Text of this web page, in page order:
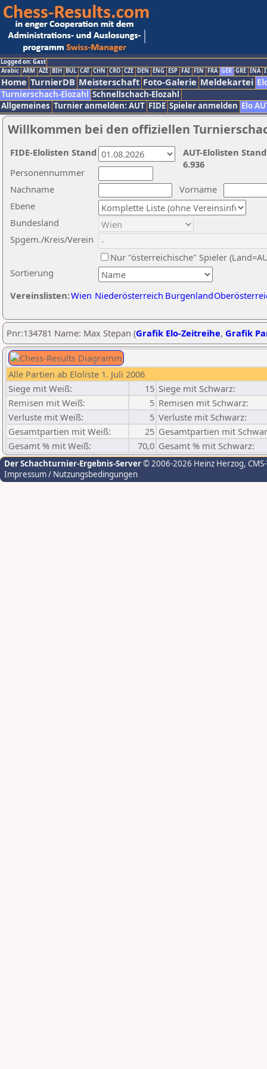
Logged on: Gast
Arabic ARM AZE BIH BUL CAT CHN CRO CZE DEN ENG ESP FAI FIN FRA GER GRE INA
Home TurnierDB Meisterschaft Foto-Galerie Meldekartei
Turnierschach-Elozahl Schnellschach-Elozahl
Allgemeines Turnier anmelden: AUT FIDE Spieler anmelden Elo
Willkommen bei den offiziellen
Nachname
Vorname
Ebene
Sortierung
Personennummer
Bundesland
Spgem./Kreis/Verein
Nur "österreichische" Spieler
Vereinslisten:Wien Niederösterreich Burgenland
AUT-Elolisten
6.936
FIDE-Elolisten Stand
Pnr:134781 Name: Max Stepan (Grafik Elo-Zeitreihe, Grafik
Alle Partien ab Eloliste 1. Juli 2006
Siege mit Weiß:
15 Siege mit Schwarz:
Remisen mit Weiß:
5 Remisen mit Schwarz:
Verluste mit Weiß:
5 Verluste mit Schwarz:
Gesamtpartien mit Weiß:
25 Gesamtpartien mit
Gesamt % mit Weiß:
70,0 Gesamt % mit Schwarz:
Der Schachturnier-Ergebnis-Server© 2006-2026 Heinz Herzog,
Impressum / Nutzungsbedingungen